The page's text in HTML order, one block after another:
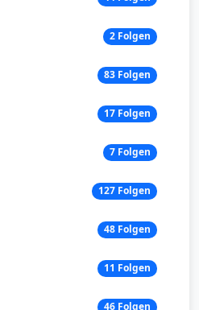
2 Folgen
83 Folgen
17 Folgen
7 Folgen
127 Folgen
48 Folgen
11 Folgen
46 Folgen